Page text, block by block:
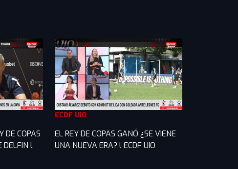
DE COPAS
DELFIN l
ECDF UIO
EL REY DE COPAS GANÓ ¿SE VIENE
UNA NUEVA ERA? l ECDF UIO